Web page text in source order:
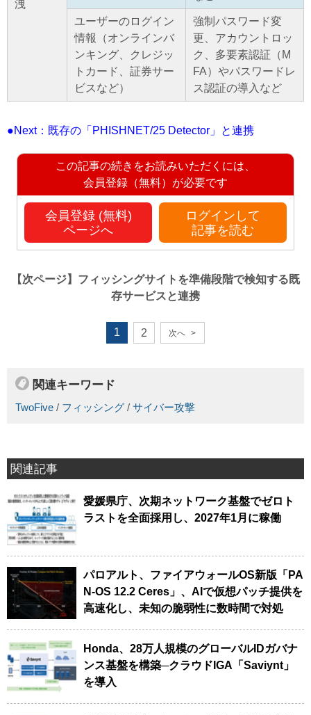
洩
ユーザーのログイン
情報（オンラインバ
ンキング、クレジッ
トカード、証券サー
ビスなど）
強制パスワード変
更、アカウントロッ
ク、多要素認証（M
FA）やパスワードレ
ス認証の導入など
●Next：既存の「PHISHNET/25 Detector」と連携
この記事の続きをお読みいただくには、
会員登録（無料）が必要です
会員登録 (無料)
ページへ
ログインして
記事を読む
【次ページ】 フィッシングサイトを準備段階で検知する既
存サービスと連携
1 2 次へ >
関連キーワード
TwoFive / フィッシング / サイバー攻撃
関連記事
愛媛県庁、次期ネットワーク基盤でゼロト
ラストを全面採用し、2027年1月に稼働
パロアルト、ファイアウォールOS新版「PA
N-OS 12.2 Ceres」、AIで仮想パッチ提供を
高速化し、未知の脆弱性に数時間で対処
Honda、28万人規模のグローバルIDガバナ
ンス基盤を構築─クラウドIGA「Saviynt」
を導入